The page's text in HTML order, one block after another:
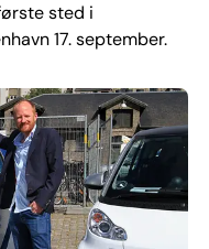
sted i
17. september.